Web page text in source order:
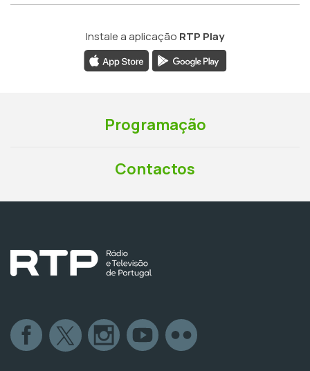
Instale a aplicação RTP Play
Programação
Contactos